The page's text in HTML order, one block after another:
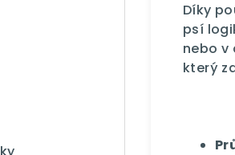
Díky
psí
nebo v
který